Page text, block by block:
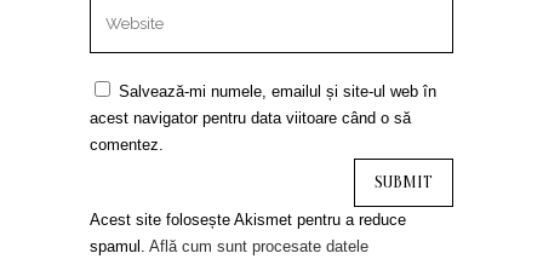
Salvează-mi numele, emailul și site-ul web în
acest navigator pentru data viitoare când o să
comentez.
Acest site folosește Akismet pentru a reduce
spamul. Află cum sunt procesate datele